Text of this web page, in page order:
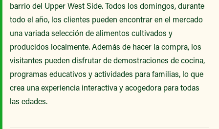
barrio del Upper West Side. Todos los domingos, durante
todo el año, los clientes pueden encontrar en el mercado
una variada selección de alimentos cultivados y
producidos localmente. Además de hacer la compra, los
visitantes pueden disfrutar de demostraciones de cocina,
programas educativos y actividades para familias, lo que
crea una experiencia interactiva y acogedora para todas
las edades.